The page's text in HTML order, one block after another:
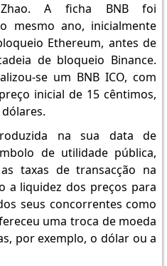
Zhao. A ficha BNB foi
mesmo ano, inicialmente
Ethereum, antes de
de bloqueio Binance.
se um BNB ICO, com
inicial de 15 cêntimos,
na sua data de
de utilidade pública,
taxas de transacção na
a liquidez dos preços para
seus concorrentes como
uma troca de moeda
por exemplo, o dólar ou a